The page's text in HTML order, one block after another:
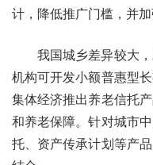
计，降低推广门槛，并
我国城乡差异较大
机构可开发小额普惠型
集体经济推出养老信托
和养老保障。针对城市
托、资产传承计划等产